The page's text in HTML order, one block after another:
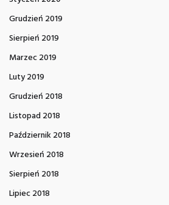
Grudzień 2019
Sierpień 2019
Marzec 2019
Luty 2019
Grudzień 2018
Listopad 2018
Październik 2018
Wrzesień 2018
Sierpień 2018
Lipiec 2018